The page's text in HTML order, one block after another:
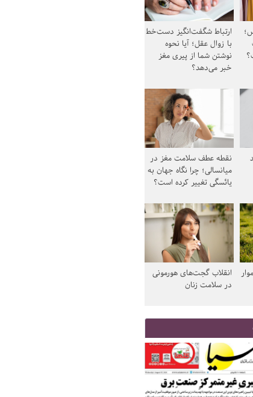
ارتباط شگفت‌انگیز دست‌خط
با زوال عقل؛ آیا نحوه
نوشتن شما از پیری مغز
خبر می‌دهد؟
نقطه عطف سلامت مغز در
میانسالی؛ چرا نگاه جهان به
یائسگی تغییر کرده است؟
انقلاب گجت‌های هورمونی
در سلامت زنان